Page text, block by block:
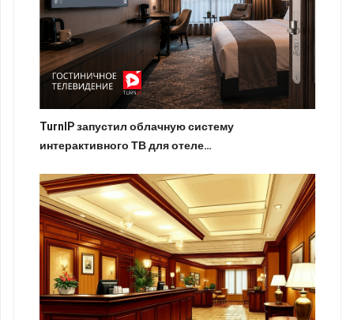
TurnIP запустил облачную систему
интерактивного ТВ для отеле…